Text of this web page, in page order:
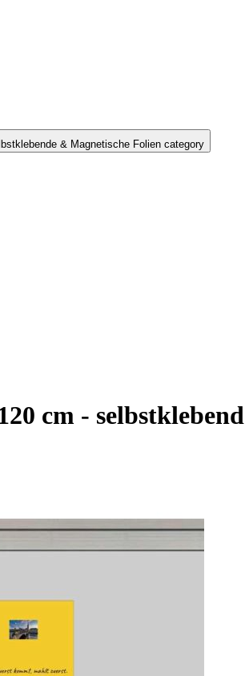
& Magnetische Folien category
cm - selbstklebend